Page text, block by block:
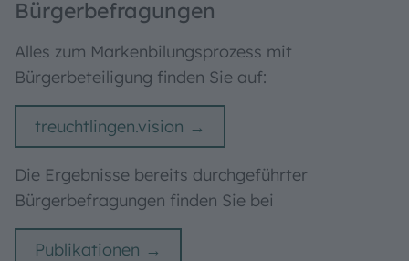
Bürgerbefragungen
Alles zum Markenbilungsprozess mit
Bürgerbeteiligung finden Sie auf:
treuchtlingen.vision
Die Ergebnisse bereits durchgeführter
Bürgerbefragungen finden Sie bei
Publikationen